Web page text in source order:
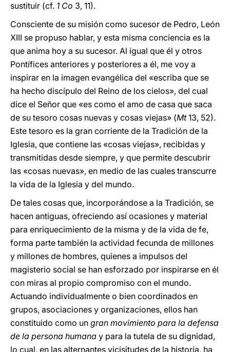
sustituir (cf. 1 Co 3, 11).
Consciente de su misión como sucesor de Pedro, León
XIII se propuso hablar, y esta misma conciencia es la
que anima hoy a su sucesor. Al igual que él y otros
Pontífices anteriores y posteriores a él, me voy a
inspirar en la imagen evangélica del «escriba que se
ha hecho discípulo del Reino de los cielos», del cual
dice el Señor que «es como el amo de casa que saca
de su tesoro cosas nuevas y cosas viejas» (Mt13, 52).
Este tesoro es la gran corriente de la Tradición de la
Iglesia, que contiene las «cosas viejas», recibidas y
transmitidas desde siempre, y que permite descubrir
las «cosas nuevas», en medio de las cuales transcurre
la vida de la Iglesia y del mundo.
De tales cosas que, incorporándose a la Tradición, se
hacen antiguas, ofreciendo así ocasiones y material
para enriquecimiento de la misma y de la vida de fe,
forma parte también la actividad fecunda de millones
y millones de hombres, quienes a impulsos del
magisterio social se han esforzado por inspirarse en él
con miras al propio compromiso con el mundo.
Actuando individualmente o bien coordinados en
grupos, asociaciones y organizaciones, ellos han
constituido como un gran movimiento para la defensa
de la persona humana y para la tutela de su dignidad,
lo cual, en las alternantes vicisitudes de la historia, ha